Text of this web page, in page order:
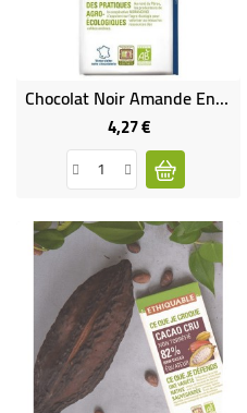
Chocolat Noir Amande Entière Équitable & Bio
4,27 €Prix